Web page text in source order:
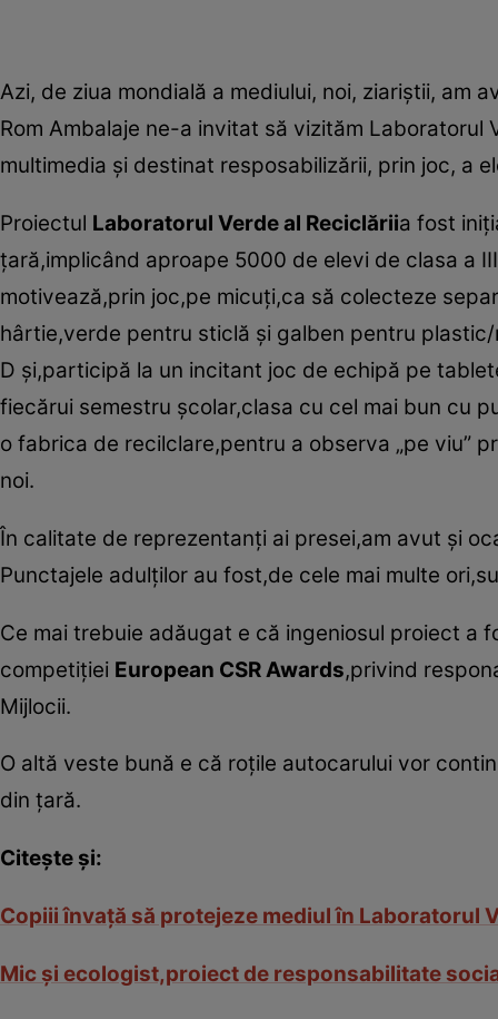
Azi, de ziua mondială a mediului, noi, ziariştii, am
Rom Ambalaje ne-a invitat să vizităm
multimedia şi destinat resposabilizării, prin joc, a
Proiectul Laboratorul Verde al Reciclăriia fost
ţară,implicând aproape 5000 de elevi de clasa a
motivează,prin joc,pe micuţi,ca să colecteze
hârtie,verde pentru sticlă şi galben pentru
D şi,participă la un incitant joc de echipă pe
fiecărui semestru şcolar,clasa cu cel mai bun cu
o fabrica de recilclare,pentru a observa „pe viu”
noi.
În calitate de reprezentanţi ai presei,am avut şi
Punctajele adulţilor au fost,de cele mai multe
Ce mai trebuie adăugat e că ingeniosul proiect a
competiţiei European CSR Awards,privind
Mijlocii.
O altă veste bună e că roţile autocarului vor
din ţară.
Citeşte şi:
Copiii învaţă să protejeze mediul în Laboratorul
Mic şi ecologist,proiect de responsabilitate